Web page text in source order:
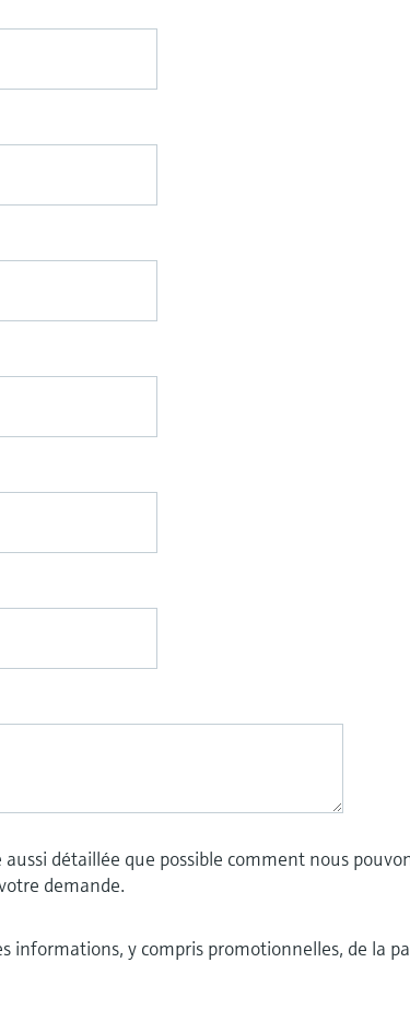
détaillée que possible comment nous
demande.
informations, y compris promotionnelles, de la